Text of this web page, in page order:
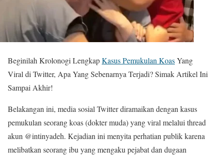
Beginilah Krolonogi LengkapKasus Pemukulan KoasYang
Viral di Twitter, Apa Yang Sebenarnya Terjadi? Simak Artikel Ini
Sampai Akhir!
Belakangan ini, media sosial Twitter diramaikan dengan kasus
pemukulan seorang koas (dokter muda) yang viral melalui thread
akun @intinyadeh. Kejadian ini menyita perhatian publik karena
melibatkan seorang ibu yang mengaku pejabat dan dugaan